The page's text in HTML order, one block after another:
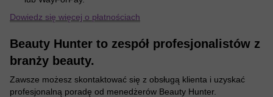
Dowiedz się więcej o płatnościach
Beauty Hunter to zespół profesjonalistów z
branży beauty.
Zawsze możesz skontaktować się z obsługą klienta i uzyskać
profesjonalną poradę od menedżerów Beauty Hunter.